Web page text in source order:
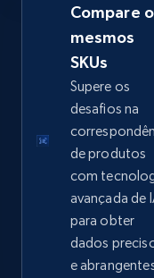
more.
2.5K+
eBay - Collect
URL, Product id,
Seller reviews,
2.5K+
Compare
mesmos
SKUs
Supere os
desafios na
de produtos
com
avançada de
para obter
dados
e